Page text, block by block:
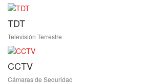
TDT
Televisión Terrestre
CCTV
Cámaras de Seguridad